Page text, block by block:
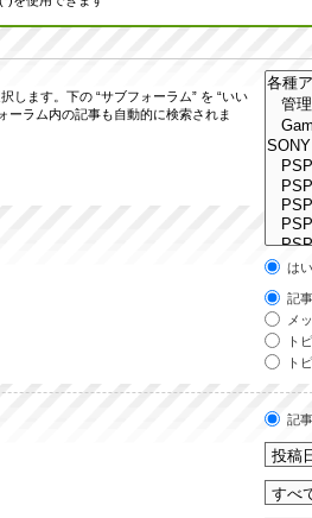
します。下の “サブフォーラム” を “いい
ーラム内の記事も自動的に検索されま
はい
記
メ
ト
ト
記事